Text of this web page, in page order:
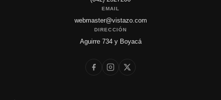
EMAIL
webmaster@vistazo.com
DIRECCIÓN
Aguirre 734 y Boyacá